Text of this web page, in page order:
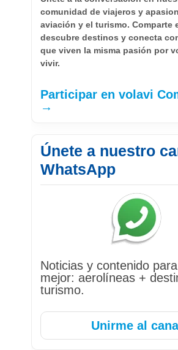
comunidad de viajeros y
aviación y el turismo. Comparte
descubre destinos y conecta
que viven la misma pasión por
vivir.
Participar en volavi
→
Únete a nuestro
WhatsApp
Noticias y contenido
mejor: aerolíneas +
turismo.
Unirme al